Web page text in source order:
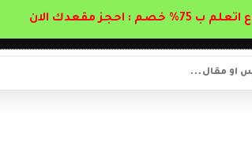
: احجز مقعدك الان